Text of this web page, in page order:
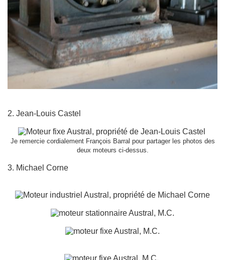
2. Jean-Louis Castel
Je remercie cordialement François Barral pour partager les photos des
deux moteurs ci-dessus.
3. Michael Corne